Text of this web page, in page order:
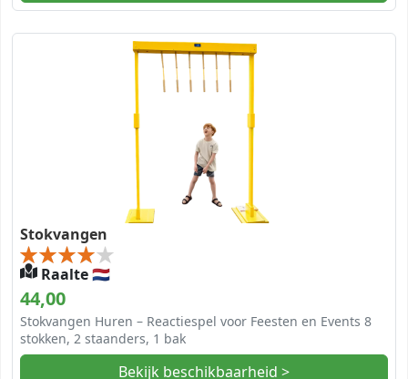
Stokvangen
Raalte 🇳🇱
44,00
Stokvangen Huren – Reactiespel voor Feesten en Events 8
stokken, 2 staanders, 1 bak
Bekijk beschikbaarheid >